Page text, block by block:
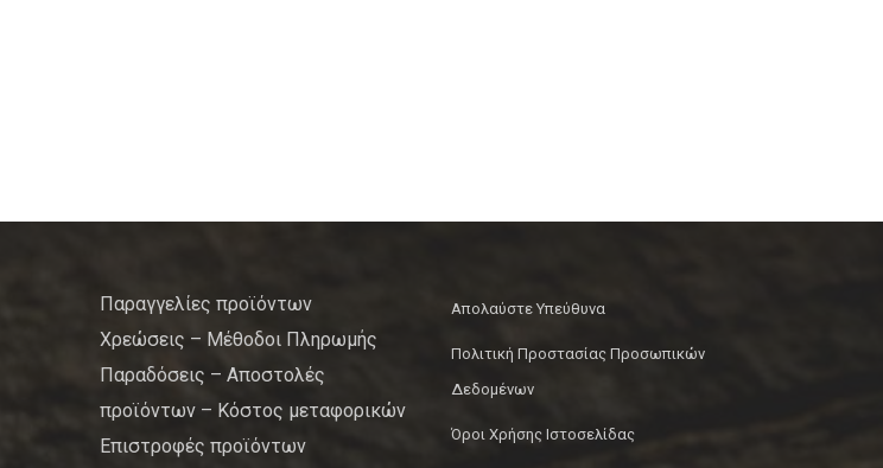
Παραγγελίες προϊόντων
Χρεώσεις – Μέθοδοι Πληρωμής
Παραδόσεις – Αποστολές
προϊόντων – Κόστος μεταφορικών
Επιστροφές προϊόντων
Απολαύστε Υπεύθυνα
Πολιτική Προστασίας Προσωπικών
Δεδομένων
Όροι Χρήσης Ιστοσελίδας